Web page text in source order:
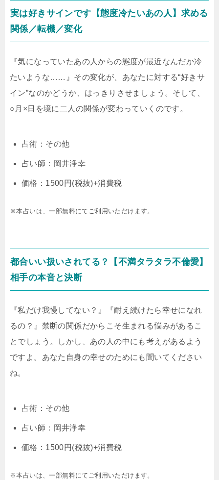
実は好きサインです【態度冷たいあの人】求める
関係／転機／変化
『気になっていたあの人からの態度が最近なんだか冷
たいような……』その変化が、あなたに対する“好きサ
イン”なのかどうか、はっきりさせましょう。そして、
○月×日を境に二人の関係が変わっていくのです。
占術：その他
占い師：岡井浄幸
価格：1500円(税抜)+消費税
※本占いは、一部無料にてご利用いただけます。
都合いい扱いされてる？【不満タラタラ不倫愛】
相手の本音と決断
『私だけ我慢してない？』『耐え続けたら幸せになれ
るの？』禁断の関係だからこそ生まれる悩みがあるこ
とでしょう。しかし、あの人の中にも考えがあるよう
ですよ。あなた自身の幸せのためにも聞いてください
ね。
占術：その他
占い師：岡井浄幸
価格：1500円(税抜)+消費税
※本占いは、一部無料にてご利用いただけます。